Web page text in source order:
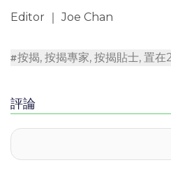
Editor ｜ Joe Chan
按揭, 按揭專家, 按揭貼士, 置在
評論